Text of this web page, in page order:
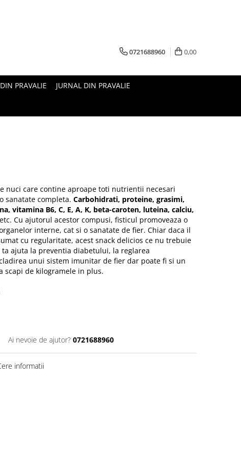
0721688960 0,00
PRAVALIE JURNAL DIN PRAVALIE
nuci care contine aproape toti nutrientii necesari
sanatate completa. Carbohidrati, proteine, grasimi,
vitamina B6, C, E, A, K, beta-caroten, luteina, calciu,
etc. Cu ajutorul acestor compusi, fisticul promoveaza o
interne, cat si o sanatate de fier. Chiar daca il
cu regularitate, acest snack delicios ce nu trebuie
ajuta la preventia diabetului, la reglarea
unui sistem imunitar de fier dar poate fi si un
scapi de kilogramele in plus.
Ai nevoie de ajutor? 0721688960
informatii